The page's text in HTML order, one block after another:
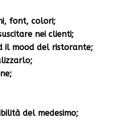
font, colori;
nei clienti;
il mood del ristorante;
del medesimo;